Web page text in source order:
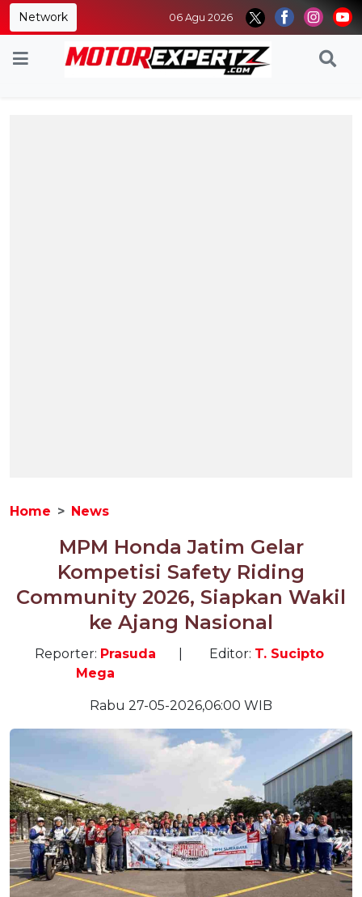
Network 06 Agu 2026
Home News
MPM Honda Jatim Gelar
Kompetisi Safety Riding
Community 2026, Siapkan Wakil
ke Ajang Nasional
Reporter: Prasuda
Mega
Editor: T. Sucipto
Rabu 27-05-2026,06:00 WIB